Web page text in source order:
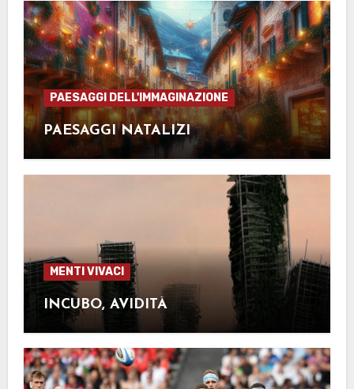
PAESAGGI DELL'IMMAGINAZIONE
PAESAGGI NATALIZI
MENTI VIVACI
INCUBO, AVIDITÀ